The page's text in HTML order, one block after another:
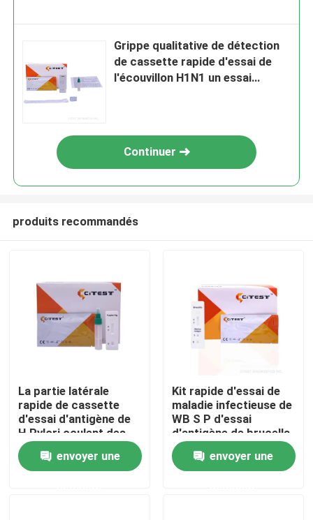
Maison
Produits
Grippe qualitative de détection
de cassette rapide d'essai de
l'écouvillon H1N1 un essai
Continuer
produits recommandés
La partie latérale
rapide de cassette
d'essai d'antigène de
H.Pylori coulent des
analyses
d'Immunochromatographic
envoyer une
Kit rapide d'essai de
maladie infectieuse de
WB S P d'essai
d'antigène de brucella
abortus de la CE 25T
envoyer une